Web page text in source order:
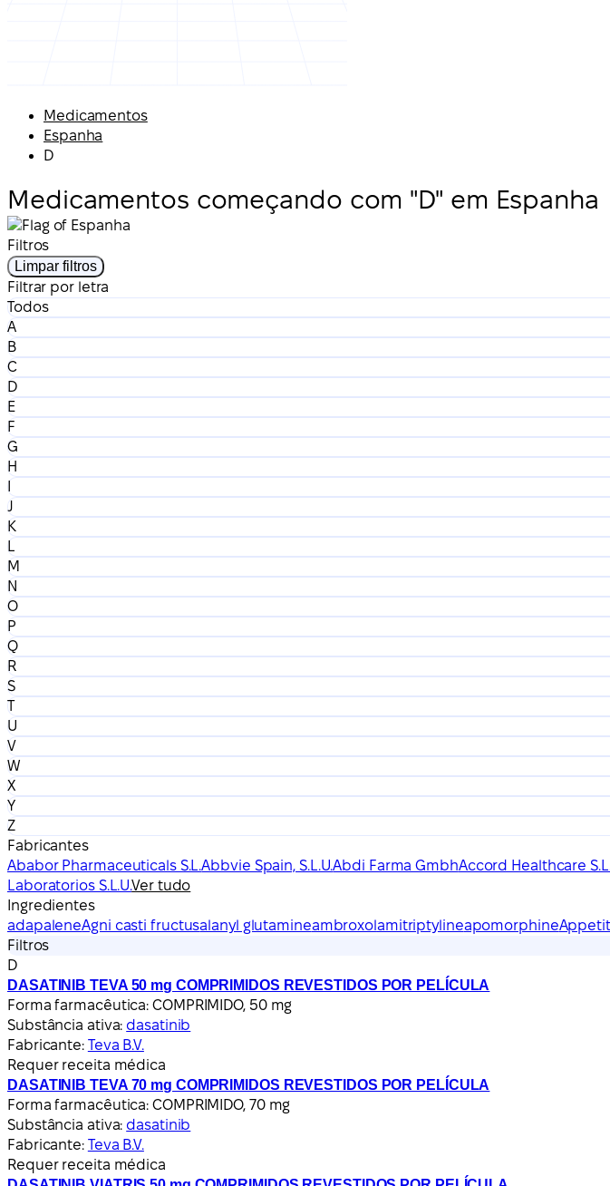
Medicamentos
Espanha
D
Medicamentos começando com "D" em Espanha
Filtros
Limpar filtros
Filtrar por letra
Todos
A
B
C
D
E
F
G
H
I
J
K
L
M
N
O
P
Q
R
S
T
U
V
W
X
Y
Z
Fabricantes
Ababor Pharmaceuticals S.L.Abbvie Spain, S.L.U.Abdi Farma GmbhAccord Healthcare
Laboratorios S.L.U.Ver tudo
Ingredientes
adapaleneAgni casti fructusalanyl glutamineambroxolamitriptylineapomorphine
Filtros
D
DASATINIB TEVA 50 mg COMPRIMIDOS REVESTIDOS POR PELÍCULA
Forma farmacêutica: COMPRIMIDO, 50 mg
Substância ativa: dasatinib
Fabricante: Teva B.V.
Requer receita médica
DASATINIB TEVA 70 mg COMPRIMIDOS REVESTIDOS POR PELÍCULA
Forma farmacêutica: COMPRIMIDO, 70 mg
Substância ativa: dasatinib
Fabricante: Teva B.V.
Requer receita médica